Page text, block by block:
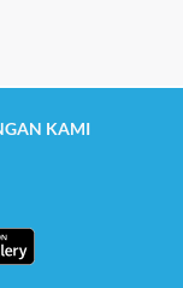
KAMI